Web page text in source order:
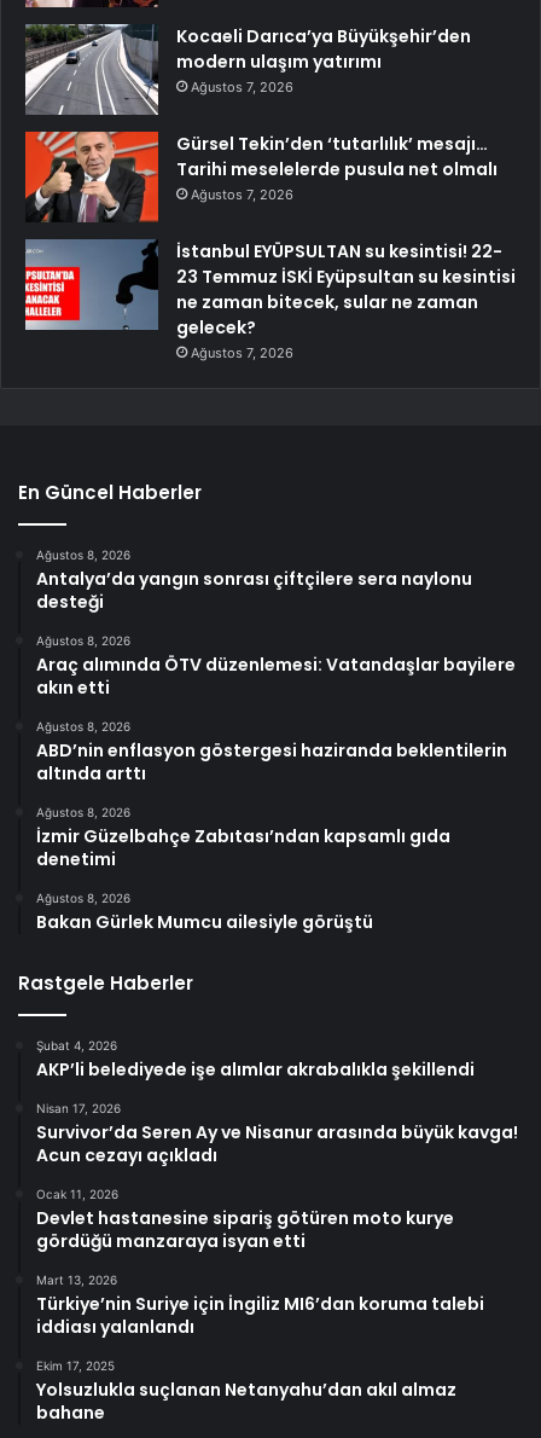
Kocaeli Darıca’ya Büyükşehir’den
modern ulaşım yatırımı
Ağustos 7, 2026
Gürsel Tekin’den ‘tutarlılık’ mesajı…
Tarihi meselelerde pusula net olmalı
Ağustos 7, 2026
İstanbul EYÜPSULTAN su kesintisi! 22-
23 Temmuz İSKİ Eyüpsultan su kesintisi
ne zaman bitecek, sular ne zaman
gelecek?
Ağustos 7, 2026
En Güncel Haberler
Ağustos 8, 2026
Antalya’da yangın sonrası çiftçilere sera naylonu
desteği
Ağustos 8, 2026
Araç alımında ÖTV düzenlemesi: Vatandaşlar bayilere
akın etti
Ağustos 8, 2026
ABD’nin enflasyon göstergesi haziranda beklentilerin
altında arttı
Ağustos 8, 2026
İzmir Güzelbahçe Zabıtası’ndan kapsamlı gıda
denetimi
Ağustos 8, 2026
Bakan Gürlek Mumcu ailesiyle görüştü
Rastgele Haberler
Şubat 4, 2026
AKP’li belediyede işe alımlar akrabalıkla şekillendi
Nisan 17, 2026
Survivor’da Seren Ay ve Nisanur arasında büyük kavga!
Acun cezayı açıkladı
Ocak 11, 2026
Devlet hastanesine sipariş götüren moto kurye
gördüğü manzaraya isyan etti
Mart 13, 2026
Türkiye’nin Suriye için İngiliz MI6’dan koruma talebi
iddiası yalanlandı
Ekim 17, 2025
Yolsuzlukla suçlanan Netanyahu’dan akıl almaz
bahane